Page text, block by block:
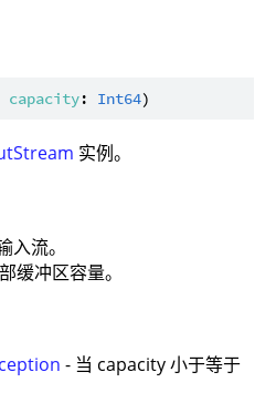
capacity: Int64
实例。
流。
缓冲区容量。
- 当 capacity 小于等于